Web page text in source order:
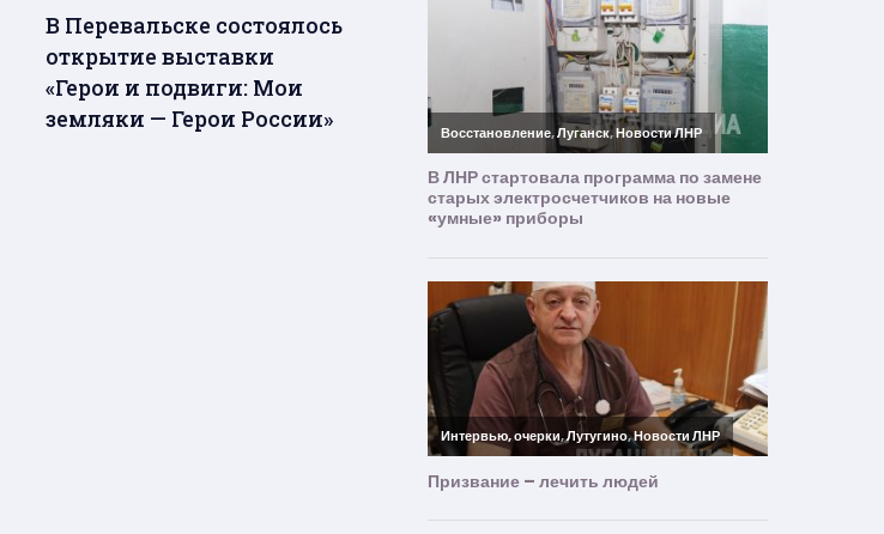
В Перевальске состоялось
открытие выставки
«Герои и подвиги: Мои
земляки — Герои России»